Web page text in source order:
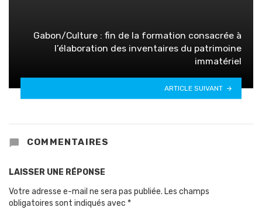
Gabon/Culture : fin de la formation consacrée à
l’élaboration des inventaires du patrimoine
immatériel
ARTICLE SUIVANT
COMMENTAIRES
LAISSER UNE RÉPONSE
Votre adresse e-mail ne sera pas publiée. Les champs
obligatoires sont indiqués avec *